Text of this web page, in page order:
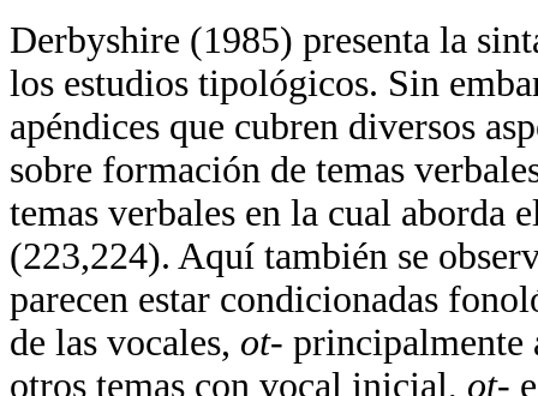
Derbyshire (1985) presenta la
los estudios tipológicos. Sin
apéndices que cubren diversos
sobre formación de temas
temas verbales en la cual aborda
(223,224). Aquí también se
parecen estar condicionadas
de las vocales, ot- principalmente
otros temas con vocal inicial, ot-